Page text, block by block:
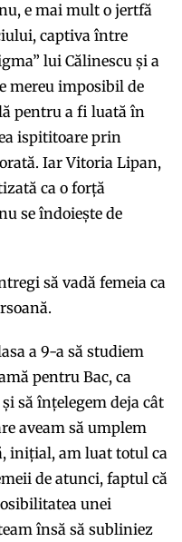
e mai mult o jertfă
captiva între
lui Călinescu și a
mereu imposibil de
pentru a fi luată în
ispititoare prin
Iar Vitoria Lipan,
ca o forță
se îndoiește de
să vadă femeia ca
a 9-a să studiem
pentru Bac, ca
să înțelegem deja cât
aveam să umplem
inițial, am luat totul ca
de atunci, faptul că
unei
însă să subliniez